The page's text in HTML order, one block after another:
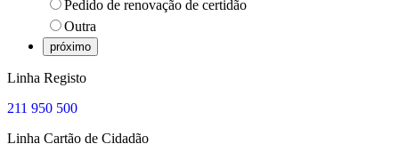
Pedido de renovação de certidão
Outra
Linha Registo
211 950 500
Linha Cartão de Cidadão